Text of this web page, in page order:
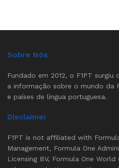
Sobre Nós
Fundado em 2012, o F1PT
a informação sobre o mundo da
e países de língua portuguesa.
Disclaimer
F1PT is not affiliated with
Management, Formula One
Licensing BV, Formula One